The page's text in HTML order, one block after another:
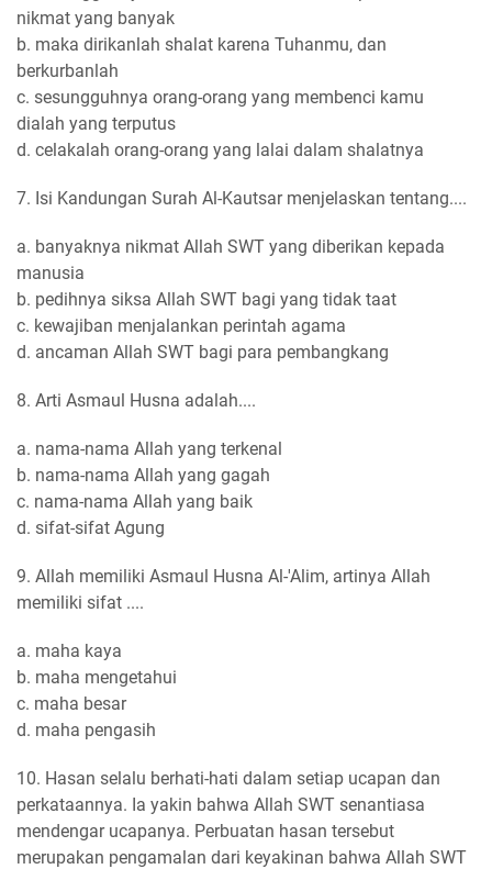
nikmat yang banyak
b. maka dirikanlah shalat karena Tuhanmu, dan
berkurbanlah
c. sesungguhnya orang-orang yang membenci kamu
dialah yang terputus
d. celakalah orang-orang yang lalai dalam shalatnya
7. Isi Kandungan Surah Al-Kautsar menjelaskan tentang....
a. banyaknya nikmat Allah SWT yang diberikan kepada
manusia
b. pedihnya siksa Allah SWT bagi yang tidak taat
c. kewajiban menjalankan perintah agama
d. ancaman Allah SWT bagi para pembangkang
8. Arti Asmaul Husna adalah....
a. nama-nama Allah yang terkenal
b. nama-nama Allah yang gagah
c. nama-nama Allah yang baik
d. sifat-sifat Agung
9. Allah memiliki Asmaul Husna Al-'Alim, artinya Allah
memiliki sifat ....
a. maha kaya
b. maha mengetahui
c. maha besar
d. maha pengasih
10. Hasan selalu berhati-hati dalam setiap ucapan dan
perkataannya. Ia yakin bahwa Allah SWT senantiasa
mendengar ucapanya. Perbuatan hasan tersebut
merupakan pengamalan dari keyakinan bahwa Allah SWT